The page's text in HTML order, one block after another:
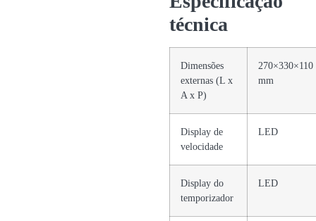
técnica
Dimensões
externas (L x
A x P)
270×330×110
mm
Display de
velocidade
LED
Display do
temporizador
LED